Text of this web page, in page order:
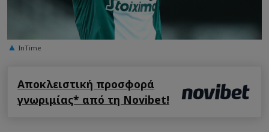
InTime
Αποκλειστική προσφορά
γνωριμίας* από τη Novibet!